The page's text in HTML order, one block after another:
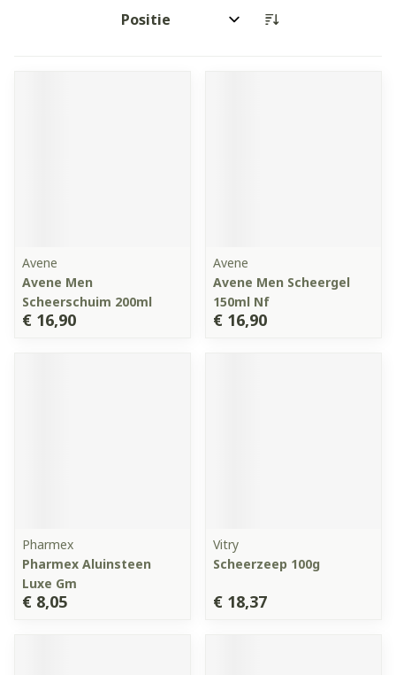
Sorteer op:
Avene
Avene Men
Scheerschuim 200ml
€ 16,90
Avene
Avene Men Scheergel
150ml Nf
€ 16,90
Pharmex
Pharmex Aluinsteen
Luxe Gm
€ 8,05
Vitry
Scheerzeep 100g
€ 18,37